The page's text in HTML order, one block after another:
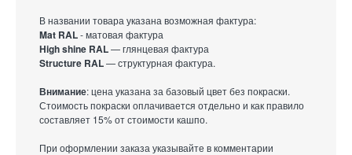
В названии товара указана возможная фактура:
Mat RAL- матовая фактура
High shine RAL— глянцевая фактура
Structure RAL— структурная фактура.
Внимание: цена указана за базовый цвет без покраски.
Стоимость покраски оплачивается отдельно и как правило
составляет 15% от стоимости кашпо.
При оформлении заказа указывайте в комментарии